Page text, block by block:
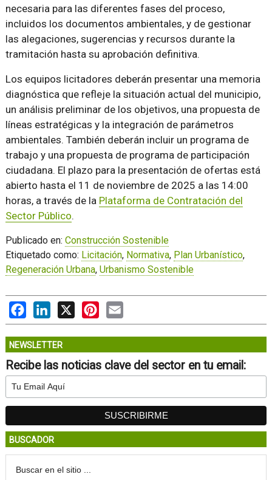
necesaria para las diferentes fases del proceso,
incluidos los documentos ambientales, y de gestionar
las alegaciones, sugerencias y recursos durante la
tramitación hasta su aprobación definitiva.
Los equipos licitadores deberán presentar una memoria
diagnóstica que refleje la situación actual del municipio,
un análisis preliminar de los objetivos, una propuesta de
líneas estratégicas y la integración de parámetros
ambientales. También deberán incluir un programa de
trabajo y una propuesta de programa de participación
ciudadana. El plazo para la presentación de ofertas está
abierto hasta el 11 de noviembre de 2025 a las 14:00
horas, a través de la Plataforma de Contratación del
Sector Público.
Publicado en: Construcción Sostenible
Etiquetado como: Licitación, Normativa, Plan Urbanístico,
Regeneración Urbana, Urbanismo Sostenible
FacebookLinkedIn
X PinterestEmail
NEWSLETTER
Recibe las noticias clave del sector en tu email:
BUSCADOR